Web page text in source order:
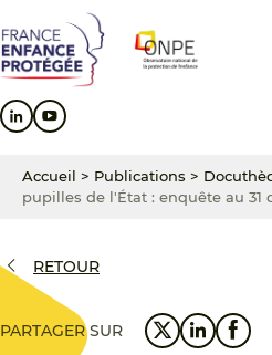
au
contenu
principal
au
menu
principal
au
pied
de
Accueil > Publications >
pupilles de l'État : enquête au 31
RETOUR
PARTAGER SUR